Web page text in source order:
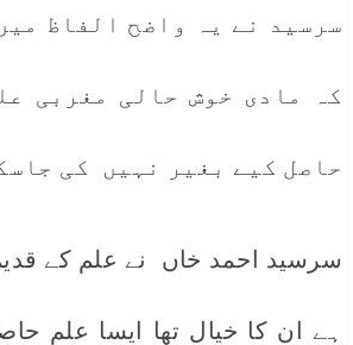
سرسید نے یہ واضح الفاظ
کہ مادی خوش حالی مغربی
حاصل کیے بغیر نہیں کی
سرسید احمد خاں نے علم کے
ہے ان کا خیال تھا ایسا علم